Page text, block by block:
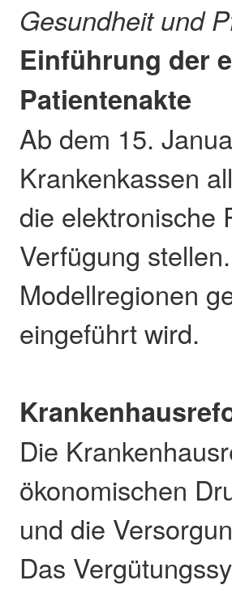
Gesundheit und
Einführung der
Patientenakte
Ab dem 15.
Krankenkassen
die elektronische
Verfügung
Modellregionen
eingeführt wird.
Die
ökonomischen
und die
Das